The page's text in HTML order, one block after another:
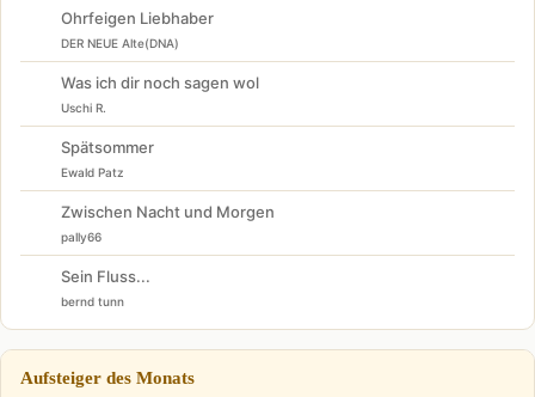
Ohrfeigen Liebhaber
DER NEUE Alte(DNA)
Was ich dir noch sagen wol
Uschi R.
Spätsommer
Ewald Patz
Zwischen Nacht und Morgen
pally66
Sein Fluss...
bernd tunn
Aufsteiger des Monats